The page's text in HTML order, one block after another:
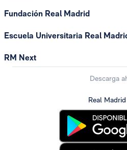
Fundación Real Madrid
Escuela Universitaria Real
RM Next
Descarga
Real